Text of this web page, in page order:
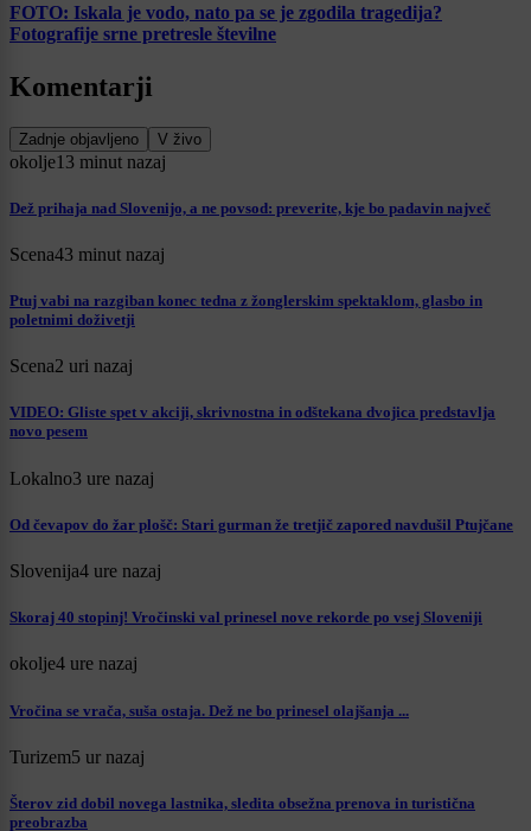
FOTO: Iskala je vodo, nato pa se je zgodila tragedija?
Fotografije srne pretresle številne
Komentarji
Zadnje objavljeno V živo
okolje13 minut nazaj
Dež prihaja nad Slovenijo, a ne povsod: preverite, kje bo padavin največ
Scena43 minut nazaj
Ptuj vabi na razgiban konec tedna z žonglerskim spektaklom, glasbo in
poletnimi doživetji
Scena2 uri nazaj
VIDEO: Gliste spet v akciji, skrivnostna in odštekana dvojica predstavlja
novo pesem
Lokalno3 ure nazaj
Od čevapov do žar plošč: Stari gurman že tretjič zapored navdušil Ptujčane
Slovenija4 ure nazaj
Skoraj 40 stopinj! Vročinski val prinesel nove rekorde po vsej Sloveniji
okolje4 ure nazaj
Vročina se vrača, suša ostaja. Dež ne bo prinesel olajšanja ...
Turizem5 ur nazaj
Šterov zid dobil novega lastnika, sledita obsežna prenova in turistična
preobrazba